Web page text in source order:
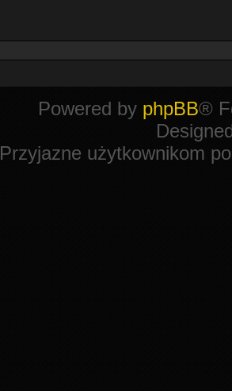
Powered by phpBB®
Przyjazne użytkownikom